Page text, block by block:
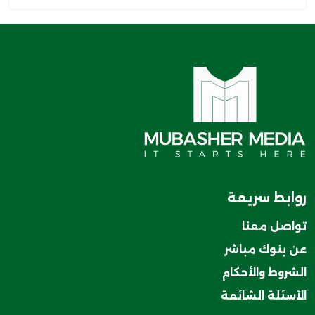
روابط سريعة
تواصل معنا
عن بنوك مباشر
الشروط والأحكام
الأسئلة الشائعة